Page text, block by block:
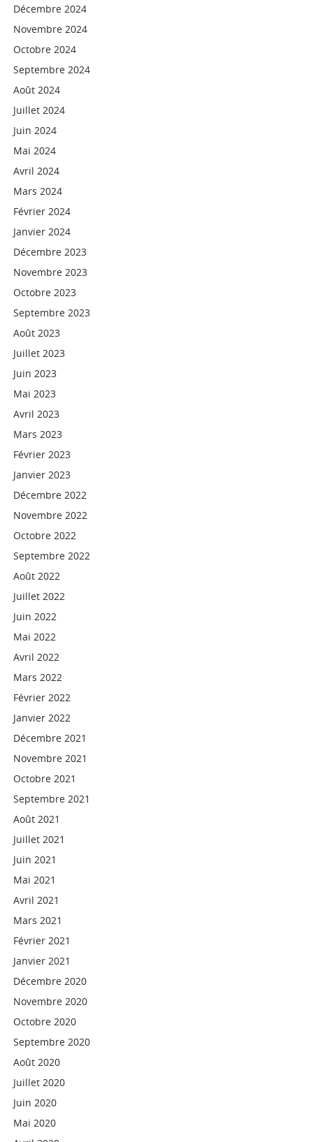
Décembre 2024
Novembre 2024
Octobre 2024
Septembre 2024
Août 2024
Juillet 2024
Juin 2024
Mai 2024
Avril 2024
Mars 2024
Février 2024
Janvier 2024
Décembre 2023
Novembre 2023
Octobre 2023
Septembre 2023
Août 2023
Juillet 2023
Juin 2023
Mai 2023
Avril 2023
Mars 2023
Février 2023
Janvier 2023
Décembre 2022
Novembre 2022
Octobre 2022
Septembre 2022
Août 2022
Juillet 2022
Juin 2022
Mai 2022
Avril 2022
Mars 2022
Février 2022
Janvier 2022
Décembre 2021
Novembre 2021
Octobre 2021
Septembre 2021
Août 2021
Juillet 2021
Juin 2021
Mai 2021
Avril 2021
Mars 2021
Février 2021
Janvier 2021
Décembre 2020
Novembre 2020
Octobre 2020
Septembre 2020
Août 2020
Juillet 2020
Juin 2020
Mai 2020